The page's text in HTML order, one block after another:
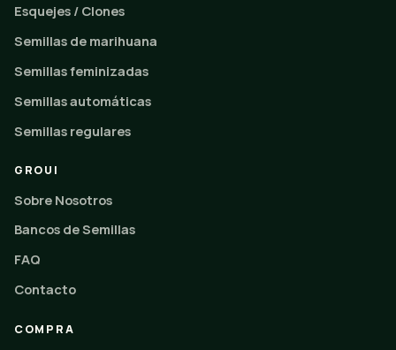
Esquejes / Clones
Semillas de marihuana
Semillas feminizadas
Semillas automáticas
Semillas regulares
GROUI
Sobre Nosotros
Bancos de Semillas
FAQ
Contacto
COMPRA